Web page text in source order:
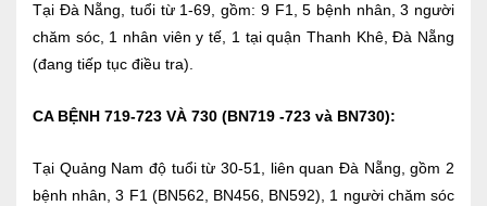
Bảo lãnh viện phí HỎI ĐÁP
TUYỂN DỤNG
Tại Đà Nẵng, tuổi từ 1-69, gồm: 9 F1, 5 bệnh nhân, 3 người
chăm sóc, 1 nhân viên y tế, 1 tại quận Thanh Khê, Đà Nẵng
(đang tiếp tục điều tra).
CA BỆNH 719-723 VÀ 730 (BN719 -723 và BN730):
Tại Quảng Nam độ tuổi từ 30-51, liên quan Đà Nẵng, gồm 2
bệnh nhân, 3 F1 (BN562, BN456, BN592), 1 người chăm sóc